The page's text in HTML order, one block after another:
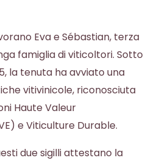
Eva e Sébastian, terza
famiglia di viticoltori. Sotto
la tenuta ha avviato una
vitivinicole, riconosciuta
Haute Valeur
e Viticulture Durable.
due sigilli attestano la